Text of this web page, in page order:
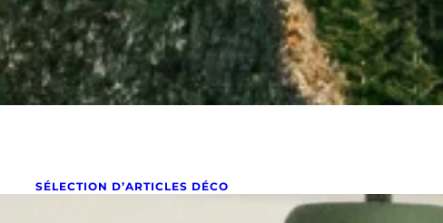
SÉLECTION D’ARTICLES DÉCO